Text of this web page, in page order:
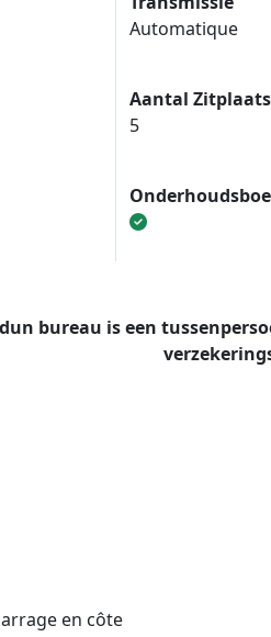
Automatique
Aantal
5
bureau is een
en côte